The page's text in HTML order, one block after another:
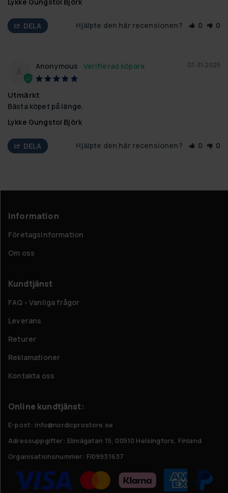
DELA Hjälpte den här recensionen? 0 0
07-31-2025
Anonymous
Utmärkt
Bästa köpet på länge.
Lykke Gungstol Björk
DELA Hjälpte den här recensionen? 0 0
Information
Företagsinformation
Om oss
Kundtjänst
FAQ - Vanliga frågor
Leverans
Returer
Reklamationer
Kontakta oss
Online kundtjänst:
E-post: info@nordicprostore.se
Adressuppgifter: Elimägatan 15, 00510 Helsingfors, Finland
Organisationsnummer: FI09931637